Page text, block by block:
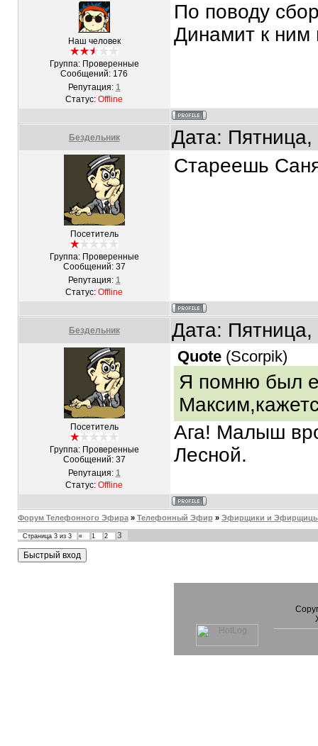
Наш человек
Группа: Проверенные
Сообщений: 176
Репутация: 1
Статус: Offline
По поводу
Динамит к ним
Бездельник Дата:
Посетитель
Группа: Проверенные
Сообщений: 37
Репутация: 1
Статус: Offline
Стареешь
Бездельник Дата:
Посетитель
Группа: Проверенные
Сообщений: 37
Репутация: 1
Статус: Offline
Quote(Scorpik)
Я помню был
Ага! Малыш
Лесной.
Форум Телефонного Эфира » Телефонный Эфир » Эфирщики и
Страница 3из 3 « 1 2 3